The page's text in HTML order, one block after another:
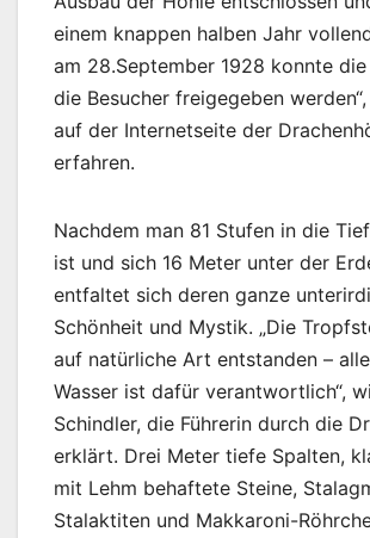
einem knappen halben Jahr
am 28.September 1928 konnte
die Besucher freigegeben
auf der Internetseite der
erfahren.
Nachdem man 81 Stufen in die
ist und sich 16 Meter unter der
entfaltet sich deren ganze
Schönheit und Mystik. „Die
auf natürliche Art entstanden –
Wasser ist dafür verantwortlich“,
Schindler, die Führerin durch die
erklärt. Drei Meter tiefe Spalten,
mit Lehm behaftete Steine,
Stalaktiten und Makkaroni-